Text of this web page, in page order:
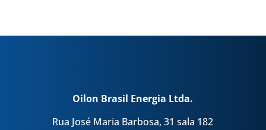
Oilon Brasil Energia Ltda.
Rua José Maria Barbosa, 31 sala 182